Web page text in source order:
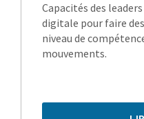
Capacités des
digitale pour faire
niveau de
mouvements.